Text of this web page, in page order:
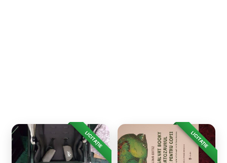
LICITAȚIE LICITAȚIE